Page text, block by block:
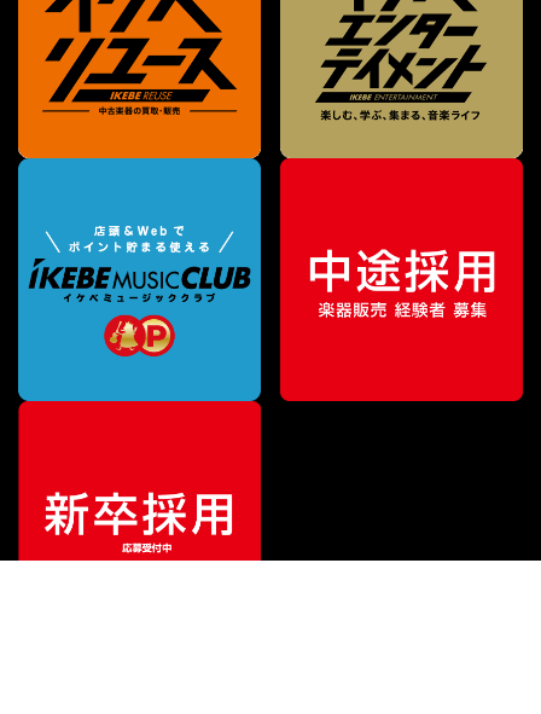
販売価格¥10,890（税込）